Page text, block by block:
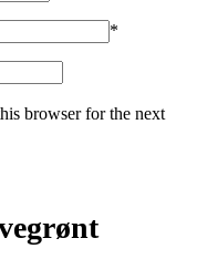
*
browser for the next